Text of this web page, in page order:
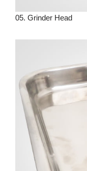
05. Grinder Head